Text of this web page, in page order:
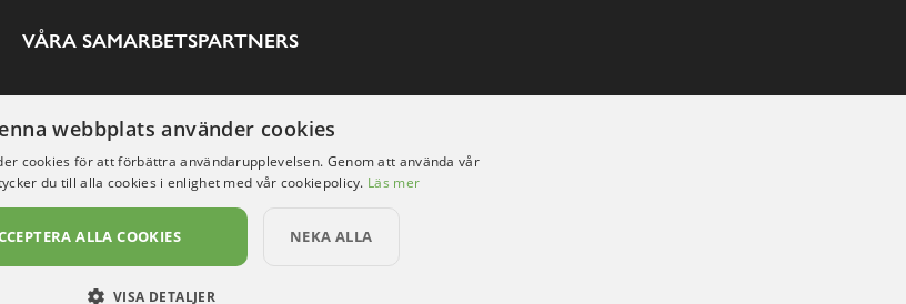
VÅRA SAMARBETSPARTNERS
webbplats använder cookies
cookies för att förbättra användarupplevelsen. Genom att använda vår
du till alla cookies i enlighet med vår cookiepolicy. Läs mer
ALLA COOKIES NEKA ALLA
VISA DETALJER